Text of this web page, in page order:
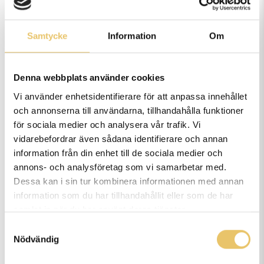
Samtycke Information Om
Denna webbplats använder cookies
Vi använder enhetsidentifierare för att anpassa innehållet
och annonserna till användarna, tillhandahålla funktioner
för sociala medier och analysera vår trafik. Vi
vidarebefordrar även sådana identifierare och annan
information från din enhet till de sociala medier och
annons- och analysföretag som vi samarbetar med.
Dessa kan i sin tur kombinera informationen med annan
information som du har tillhandahållit eller som de har
samlat in när du har använt deras tjänster.
Nödvändig
Ha god kunskap om momenten i alla
klasser.
Rallylydnad Coaching A/M
Datum:24/8, 31/8, 7/9 & 14/9
Kurstid:19.15-20.45
Plats:Kungliga Hundar Topphallen,
Åskvädersgatan 1 GÖTEBORG
Instruktör/föreläsare:Anna Ivarsson
Rallylydnad Coaching A/M
Datum:23/11, 30/11, 7/12 & 14/12
Plats:Kungliga Hundar Topphallen,